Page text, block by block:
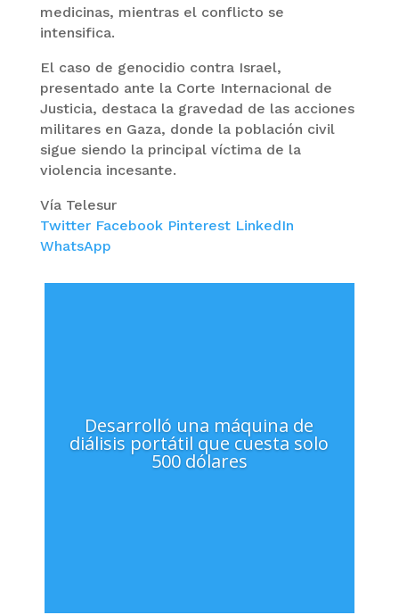
medicinas, mientras el conflicto se
intensifica.
El caso de genocidio contra Israel,
presentado ante la Corte Internacional de
Justicia, destaca la gravedad de las acciones
militares en Gaza, donde la población civil
sigue siendo la principal víctima de la
violencia incesante.
Vía Telesur
Twitter Facebook Pinterest LinkedIn
WhatsApp
Desarrolló una máquina de
diálisis portátil que cuesta solo
500 dólares